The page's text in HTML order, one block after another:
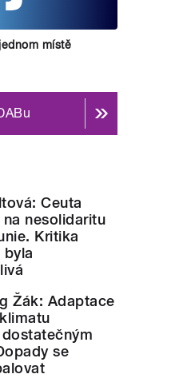
místě
Ceuta
nesolidaritu
Kritika
byla
Žák: Adaptace
se